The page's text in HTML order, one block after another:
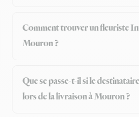
Comment trouver un fleuriste
Mouron ?
Que se passe-t-il si le
lors de la livraison à Mouron ?